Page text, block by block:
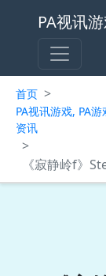
PA视讯
首页 >
PA视讯游戏, PA
资讯
>
《寂静岭f》